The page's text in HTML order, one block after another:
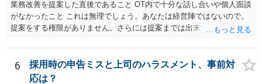
業務改善を提案した直後であること OT内で十分な話し合いや個人面談
がなかったこと これは無理でしょう。あなたは経営陣ではないので。
提案をする権限がありません。さらには提案までは出来ても、会社が
況を報告する義務もありません。 権限がないことをして、相手が応じ
ないのは当然で、それで適応障害になっても、そもそも相手は適法で
すので、対応は難しいでしょう。
6
採用時の申告ミスと上司のハラスメント、事前対
応は？